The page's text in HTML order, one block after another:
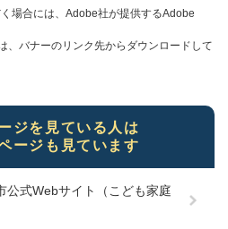
場合には、Adobe社が提供するAdobe
、バナーのリンク先からダウンロードして
ジを見ている人は
ージも見ています
公式Webサイト（こども家庭